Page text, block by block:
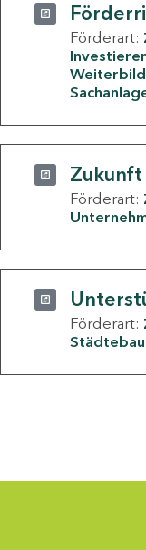
Förderart:
Zukunft
Förderart:
Förderart: